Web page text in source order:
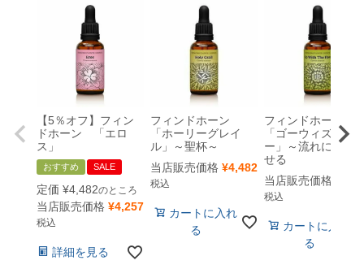
【5％オフ】フィン
ドホーン 「エロ
ス」
おすすめ SALE
定価 ¥4,482のところ
当店販売価格 ¥4,257
税込
詳細を見る
フィンドホーン
「ホーリーグレイ
ル」～聖杯～
当店販売価格 ¥4,482
税込
カートに入れ
る
フィンドホーン
「ゴーウィズザフ
ー」～流れに身を
せる
当店販売価格
税込
カートに入れ
る